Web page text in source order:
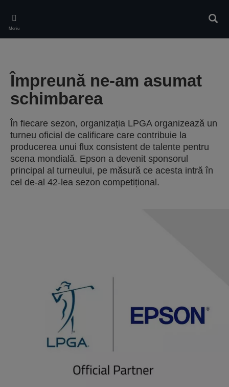
main
content
Meniu
Împreună ne-am asumat
schimbarea
În fiecare sezon, organizația LPGA organizează un
turneu oficial de calificare care contribuie la
producerea unui flux consistent de talente pentru
scena mondială. Epson a devenit sponsorul
principal al turneului, pe măsură ce acesta intră în
cel de-al 42-lea sezon competițional.